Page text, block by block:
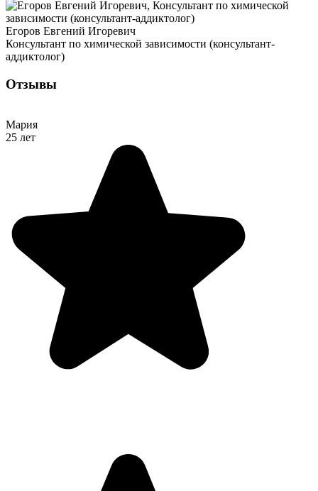
Егоров Евгений Игоревич
Консультант по химической зависимости (консультант-
аддиктолог)
Отзывы
Мария
25 лет